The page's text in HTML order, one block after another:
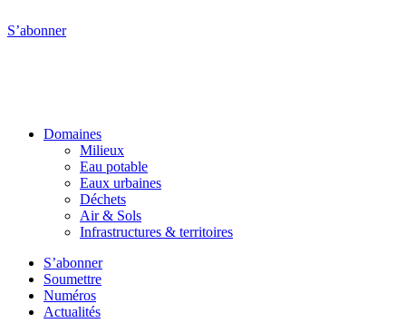
S’abonner
Domaines
Milieux
Eau potable
Eaux urbaines
Déchets
Air & Sols
Infrastructures & territoires
S’abonner
Soumettre
Numéros
Actualités